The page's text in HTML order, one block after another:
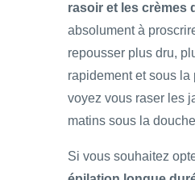
rasoir et les crèmes
absolument à
repousser plus dru,
rapidement et sous
voyez vous raser les
matins sous la
Si vous souhaitez